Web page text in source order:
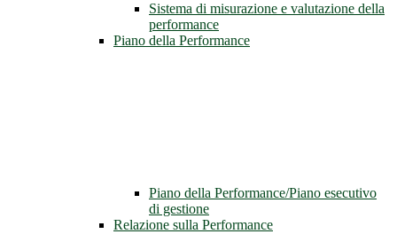
Sistema di misurazione e valutazione della
performance
Piano della Performance
Piano della Performance/Piano esecutivo
di gestione
Relazione sulla Performance